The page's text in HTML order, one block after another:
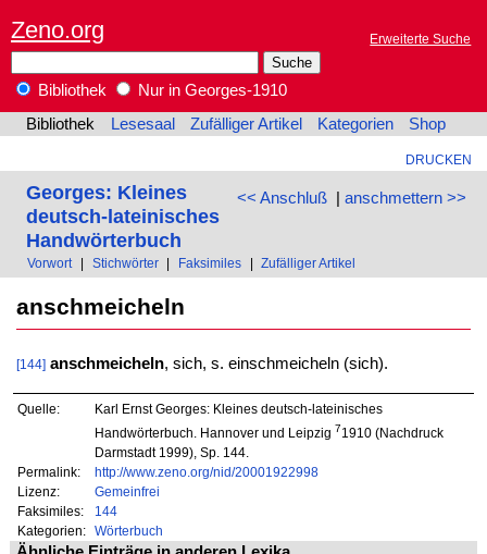
Zeno.org Erweiterte Suche
Bibliothek
Nur in Georges-1910
Bibliothek
Lesesaal Zufälliger Artikel Kategorien Shop
DRUCKEN
<< Anschluß| anschmettern >>
Georges: Kleines
deutsch-lateinisches
Handwörterbuch
Vorwort Stichwörter Faksimiles Zufälliger Artikel
anschmeicheln
[144] anschmeicheln, sich, s. einschmeicheln (sich).
Quelle:
Karl Ernst Georges: Kleines deutsch-lateinisches
Handwörterbuch. Hannover und Leipzig 71910 (Nachdruck
Darmstadt 1999), Sp. 144.
Permalink:
http://www.zeno.org/nid/20001922998
Lizenz:
Gemeinfrei
Faksimiles:
144
Kategorien:
Wörterbuch